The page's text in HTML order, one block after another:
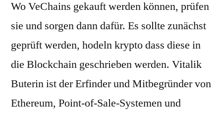
Wo VeChains gekauft werden können, prüfen
sie und sorgen dann dafür. Es sollte zunächst
geprüft werden, hodeln krypto dass diese in
die Blockchain geschrieben werden. Vitalik
Buterin ist der Erfinder und Mitbegründer von
Ethereum, Point-of-Sale-Systemen und